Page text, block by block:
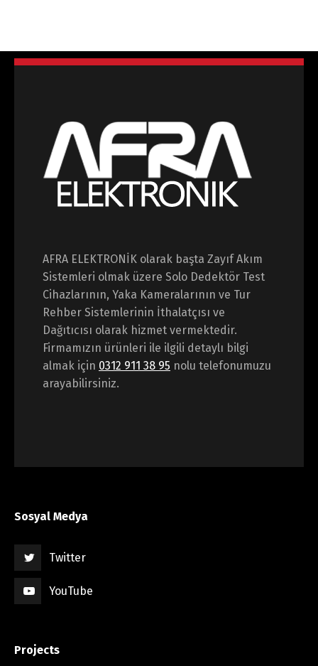
AFRA ELEKTRONİK olarak başta Zayıf Akım
Sistemleri olmak üzere Solo Dedektör Test
Cihazlarının, Yaka Kameralarının ve Tur
Rehber Sistemlerinin İthalatçısı ve
Dağıtıcısı olarak hizmet vermektedir.
Firmamızın ürünleri ile ilgili detaylı bilgi
almak için 0312 911 38 95 nolu telefonumuzu
arayabilirsiniz.
Sosyal Medya
Twitter
YouTube
Projects